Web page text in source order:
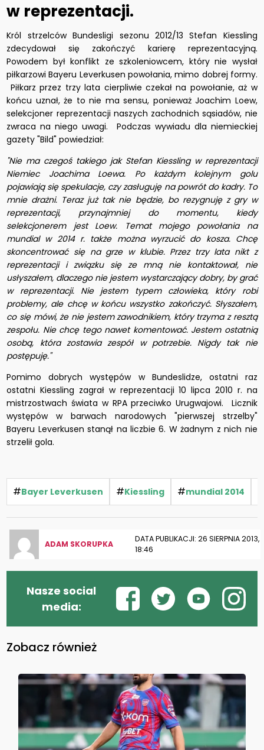
w reprezentacji.
Król strzelców Bundesligi sezonu 2012/13 Stefan Kiessling
zdecydował się zakończyć karierę reprezentacyjną.
Powodem był konflikt ze szkoleniowcem, który nie wysłał
piłkarzowi Bayeru Leverkusen powołania, mimo dobrej formy.
Piłkarz przez trzy lata cierpliwie czekał na powołanie, aż w
końcu uznał, że to nie ma sensu, ponieważ Joachim Loew,
selekcjoner reprezentacji naszych zachodnich sąsiadów, nie
zwraca na niego uwagi. Podczas wywiadu dla niemieckiej
gazety "Bild" powiedział:
"Nie ma czegoś takiego jak Stefan Kiessling w reprezentacji
Niemiec Joachima Loewa. Po każdym kolejnym golu
pojawiają się spekulacje, czy zasługuję na powrót do kadry. To
mnie drażni. Teraz już tak nie będzie, bo rezygnuję z gry w
reprezentacji, przynajmniej do momentu, kiedy
selekcjonerem jest Loew. Temat mojego powołania na
mundial w 2014 r. także można wyrzucić do kosza. Chcę
skoncentrować się na grze w klubie. Przez trzy lata nikt z
reprezentacji i związku się ze mną nie kontaktował, nie
usłyszałem, dlaczego nie jestem wystarczający dobry, by grać
w reprezentacji. Nie jestem typem człowieka, który robi
problemy, ale chcę w końcu wszystko zakończyć. Słyszałem,
co się mówi, że nie jestem zawodnikiem, który trzyma z resztą
zespołu. Nie chcę tego nawet komentować. Jestem ostatnią
osobą, która zostawia zespół w potrzebie. Nigdy tak nie
postępuję."
Pomimo dobrych występów w Bundeslidze, ostatni raz
ostatni Kiessling zagrał w reprezentacji 10 lipca 2010 r. na
mistrzostwach świata w RPA przeciwko Urugwajowi. Licznik
występów w barwach narodowych "pierwszej strzelby"
Bayeru Leverkusen stanął na liczbie 6. W żadnym z nich nie
strzelił gola.
#Bayer Leverkusen #Kiessling #mundial 2014
ADAM SKORUPKA
DATA PUBLIKACJI: 26 SIERPNIA 2013,
18:46
Nasze social
media:
Zobacz również